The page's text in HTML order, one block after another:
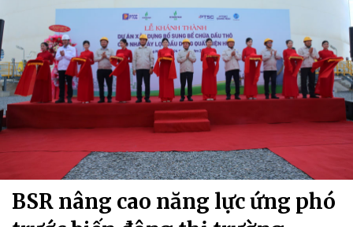
BSR nâng cao năng lực ứng phó